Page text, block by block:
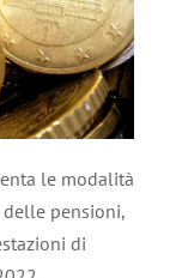
le modalità
pensioni,
di